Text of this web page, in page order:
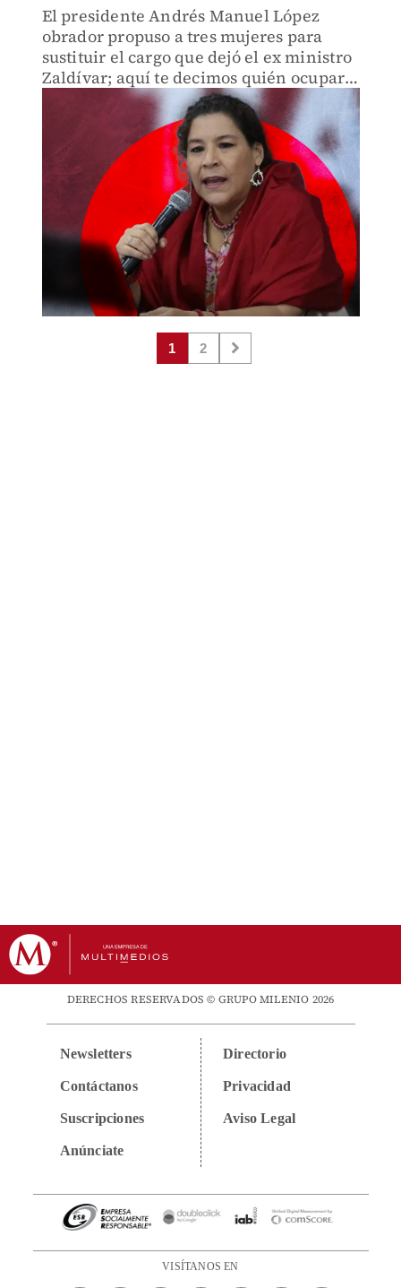
El presidente Andrés Manuel López
obrador propuso a tres mujeres para
sustituir el cargo que dejó el ex ministro
Zaldívar; aquí te decimos quién ocupará
la vacante.
1 2
DERECHOS RESERVADOS © GRUPO MILENIO 2026
Newsletters
Contáctanos
Suscripciones
Anúnciate
Directorio
Privacidad
Aviso Legal
VISÍTANOS EN